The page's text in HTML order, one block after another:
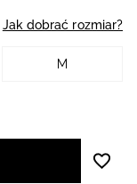
Jak dobrać rozmiar?
M